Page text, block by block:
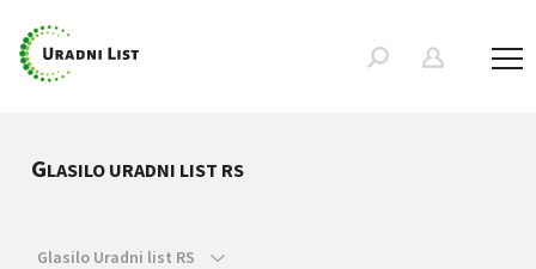
GLASILO URADNI LIST RS
Glasilo Uradni list RS